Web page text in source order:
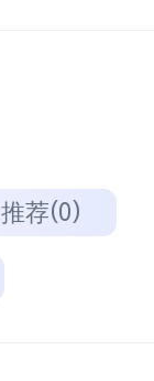
推荐(0)